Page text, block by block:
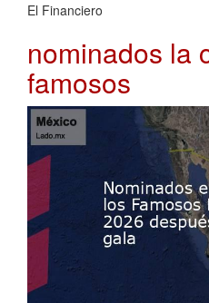
El Financiero
nominados la
famosos